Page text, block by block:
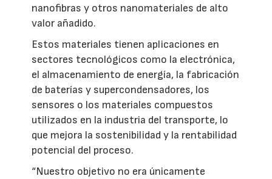
nanofibras y otros nanomateriales de alto
valor añadido.
Estos materiales tienen aplicaciones en
sectores tecnológicos como la electrónica,
el almacenamiento de energía, la fabricación
de baterías y supercondensadores, los
sensores o los materiales compuestos
utilizados en la industria del transporte, lo
que mejora la sostenibilidad y la rentabilidad
potencial del proceso.
“Nuestro objetivo no era únicamente